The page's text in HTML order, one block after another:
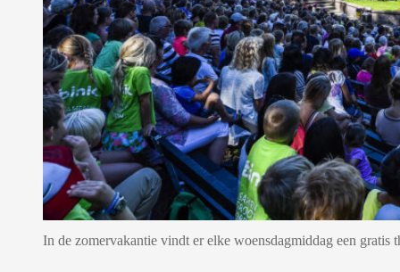
In de zomervakantie vindt er elke woensdagmiddag een